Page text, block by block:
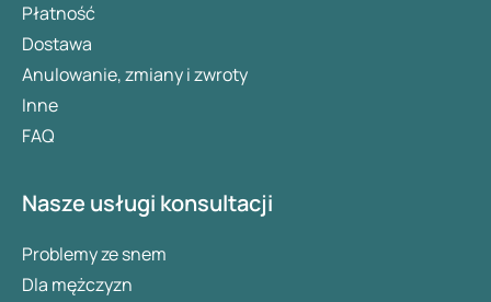
Płatność
Dostawa
Anulowanie, zmiany i zwroty
Inne
FAQ
Nasze usługi konsultacji
Problemy ze snem
Dla mężczyzn